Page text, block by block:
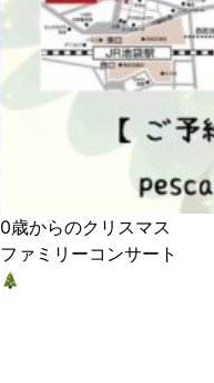
0歳からのクリスマス
ファミリーコンサート